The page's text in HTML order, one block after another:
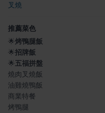
叉燒
推薦菜色
🌟烤鴨腿飯
🌟招牌飯
🌟五福拼盤
燒肉叉燒飯
油雞燒鴨飯
商業特餐
烤鴨腿